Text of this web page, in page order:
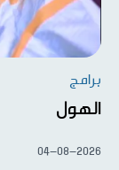
برامج
الهول
04-08-2026